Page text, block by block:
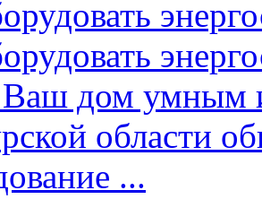
Ваш дом умным
области
...